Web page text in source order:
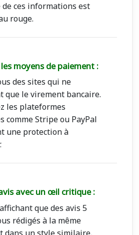
de ces informations est
rouge.
moyens de paiement :
des sites qui ne
que le virement bancaire.
les plateformes
comme Stripe ou PayPal
une protection à
avec un œil critique :
que des avis 5
rédigés à la même
dans un style similaire,